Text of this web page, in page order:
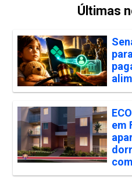
Últimas
em